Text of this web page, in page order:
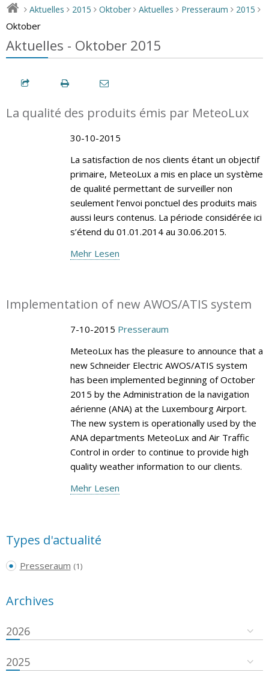
> Aktuelles > 2015 > Oktober > Aktuelles > Presseraum > 2015 >
Oktober
Aktuelles - Oktober 2015
La qualité des produits émis par MeteoLux
30-10-2015
La satisfaction de nos clients étant un objectif
primaire, MeteoLux a mis en place un système
de qualité permettant de surveiller non
seulement l’envoi ponctuel des produits mais
aussi leurs contenus. La période considérée ici
s’étend du 01.01.2014 au 30.06.2015.
Mehr Lesen
Implementation of new AWOS/ATIS system
7-10-2015 Presseraum
MeteoLux has the pleasure to announce that a
new Schneider Electric AWOS/ATIS system
has been implemented beginning of October
2015 by the Administration de la navigation
aérienne (ANA) at the Luxembourg Airport.
The new system is operationally used by the
ANA departments MeteoLux and Air Traffic
Control in order to continue to provide high
quality weather information to our clients.
Mehr Lesen
Types d'actualité
Presseraum (1)
Archives
2026
2025